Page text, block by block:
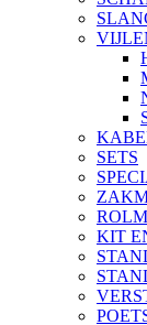
SETS
KIT